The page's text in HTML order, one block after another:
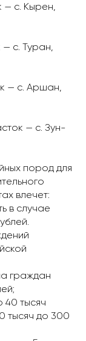
— с. Кырен,
— с. Туран,
— с. Аршан,
— с. Зун-
пород для
влечет:
в случае
граждан
40 тысяч
тысяч до 300